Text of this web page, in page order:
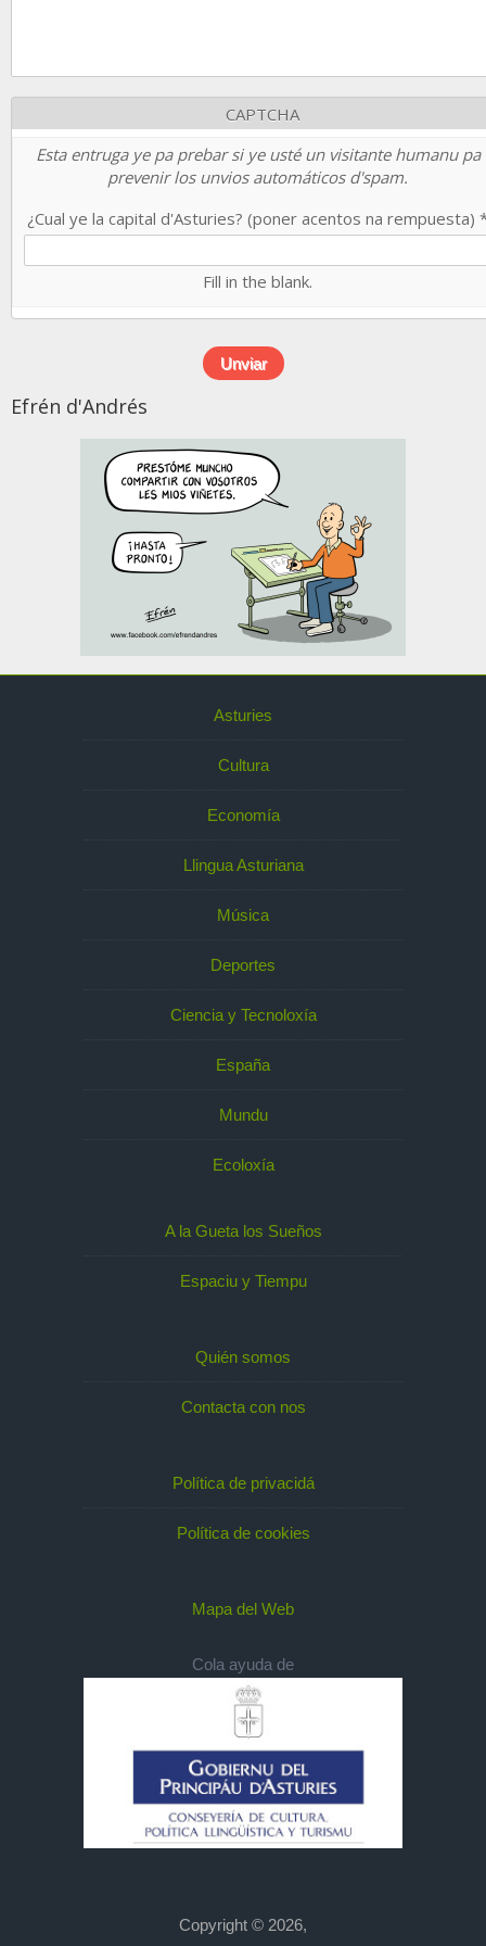
CAPTCHA
Esta entruga ye pa prebar si ye usté un visitante humanu pa
prevenir los unvios automáticos d'spam.
¿Cual ye la capital d'Asturies? (poner acentos na rempuesta)
Fill in the blank.
Efrén d'Andrés
Asturies
Cultura
Economía
Llingua Asturiana
Música
Deportes
Ciencia y Tecnoloxía
España
Mundu
Ecoloxía
A la Gueta los Sueños
Espaciu y Tiempu
Quién somos
Contacta con nos
Política de privacidá
Política de cookies
Mapa del Web
Cola ayuda de
Copyright © 2026,